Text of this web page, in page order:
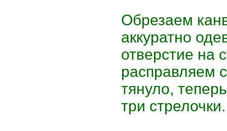
Обрезаем
аккуратно
отверстие на
расправляем
тянуло,
три стрелочки.